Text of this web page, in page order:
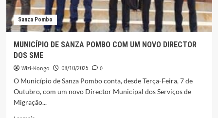
MOTO
TAXISTAS
Sanza Pombo
MUNICÍPIO DE SANZA POMBO COM UM NOVO DIRECTOR
DOS SME
Wizi-Kongo 08/10/2025
0
O Município de Sanza Pombo conta, desde Terça-Feira, 7 de
Outubro, com um novo Director Municipal dos Serviços de
Migração...